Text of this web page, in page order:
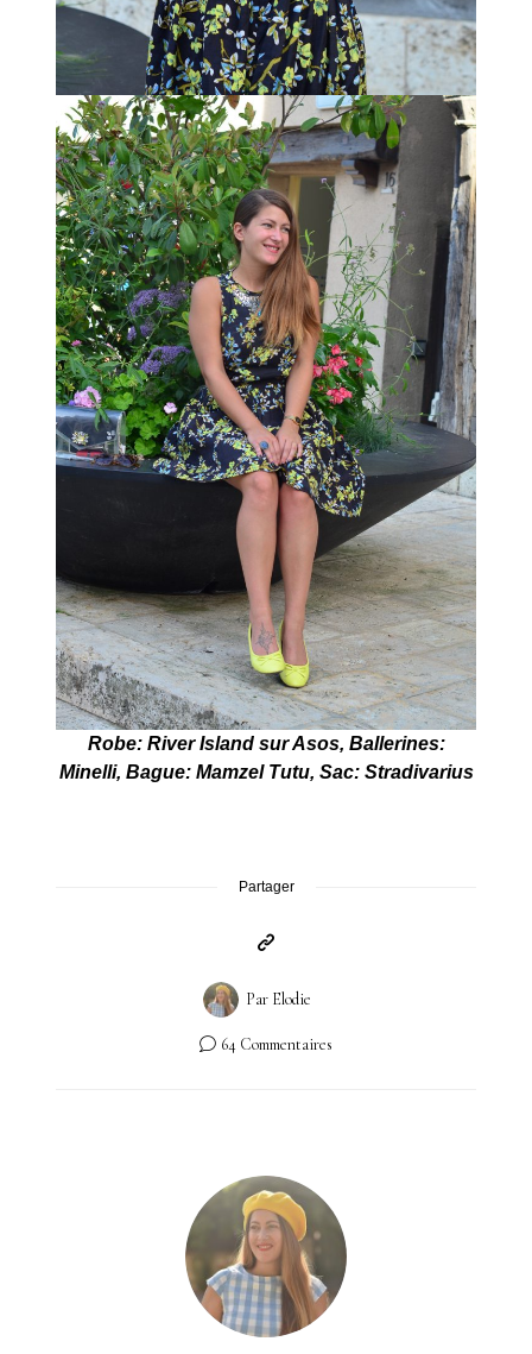
Robe: River Island sur Asos, Ballerines:
Minelli, Bague: Mamzel Tutu, Sac: Stradivarius
Partager
Par Elodie
64 Commentaires